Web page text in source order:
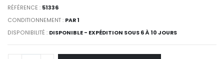
RÉFÉRENCE : 51336
CONDITIONNEMENT : PAR 1
DISPONIBILITÉ : DISPONIBLE - EXPÉDITION SOUS 6 À 10 JOURS